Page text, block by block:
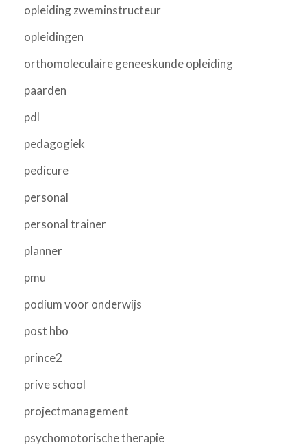
opleiding zweminstructeur
opleidingen
orthomoleculaire geneeskunde opleiding
paarden
pdl
pedagogiek
pedicure
personal
personal trainer
planner
pmu
podium voor onderwijs
post hbo
prince2
prive school
projectmanagement
psychomotorische therapie